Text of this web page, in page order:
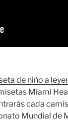
Miami
cada
Mundial de